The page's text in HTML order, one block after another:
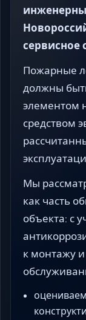
сервисное
Пожарные
должны
элементом
средством
Мы
как часть
объекта: с
к монтажу